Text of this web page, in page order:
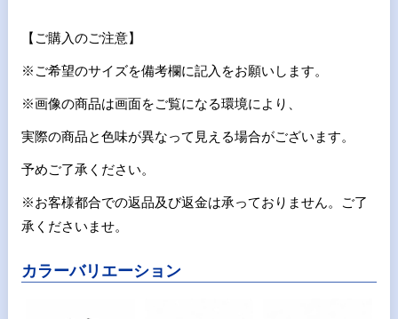
【ご購入のご注意】
※ご希望のサイズを備考欄に記入をお願いします。
※画像の商品は画面をご覧になる環境により、
実際の商品と色味が異なって見える場合がございます。
予めご了承ください。
※お客様都合での返品及び返金は承っておりません。ご了
承くださいませ。
カラーバリエーション